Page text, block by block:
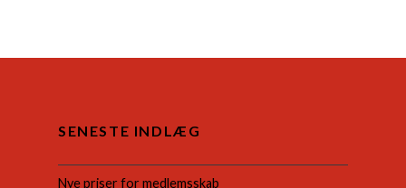
SENESTE INDLÆG
Nye priser for medlemsskab